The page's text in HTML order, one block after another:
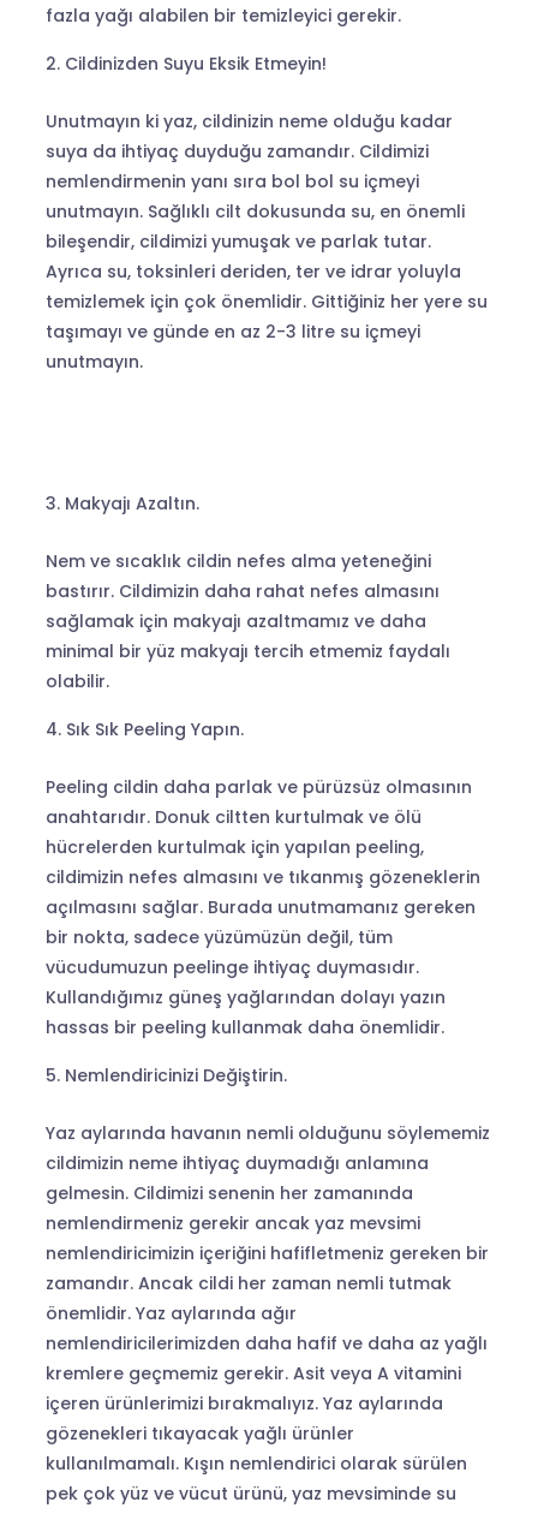
fazla yağı alabilen bir temizleyici gerekir.
Cildinizden Suyu Eksik Etmeyin!
Unutmayın ki yaz, cildinizin neme olduğu kadar
suya da ihtiyaç duyduğu zamandır. Cildimizi
nemlendirmenin yanı sıra bol bol su içmeyi
unutmayın. Sağlıklı cilt dokusunda su, en önemli
bileşendir, cildimizi yumuşak ve parlak tutar.
Ayrıca su, toksinleri deriden, ter ve idrar yoluyla
temizlemek için çok önemlidir. Gittiğiniz her yere su
taşımayı ve günde en az 2-3 litre su içmeyi
unutmayın.
Makyajı Azaltın.
Nem ve sıcaklık cildin nefes alma yeteneğini
bastırır. Cildimizin daha rahat nefes almasını
sağlamak için makyajı azaltmamız ve daha
minimal bir yüz makyajı tercih etmemiz faydalı
olabilir.
Sık Sık Peeling Yapın.
Peeling cildin daha parlak ve pürüzsüz olmasının
anahtarıdır. Donuk ciltten kurtulmak ve ölü
hücrelerden kurtulmak için yapılan peeling,
cildimizin nefes almasını ve tıkanmış gözeneklerin
açılmasını sağlar. Burada unutmamanız gereken
bir nokta, sadece yüzümüzün değil, tüm
vücudumuzun peelinge ihtiyaç duymasıdır.
Kullandığımız güneş yağlarından dolayı yazın
hassas bir peeling kullanmak daha önemlidir.
Nemlendiricinizi Değiştirin.
Yaz aylarında havanın nemli olduğunu söylememiz
cildimizin neme ihtiyaç duymadığı anlamına
gelmesin. Cildimizi senenin her zamanında
nemlendirmeniz gerekir ancak yaz mevsimi
nemlendiricimizin içeriğini hafifletmeniz gereken bir
zamandır. Ancak cildi her zaman nemli tutmak
önemlidir. Yaz aylarında ağır
nemlendiricilerimizden daha hafif ve daha az yağlı
kremlere geçmemiz gerekir. Asit veya A vitamini
içeren ürünlerimizi bırakmalıyız. Yaz aylarında
gözenekleri tıkayacak yağlı ürünler
kullanılmamalı. Kışın nemlendirici olarak sürülen
pek çok yüz ve vücut ürünü, yaz mevsiminde su